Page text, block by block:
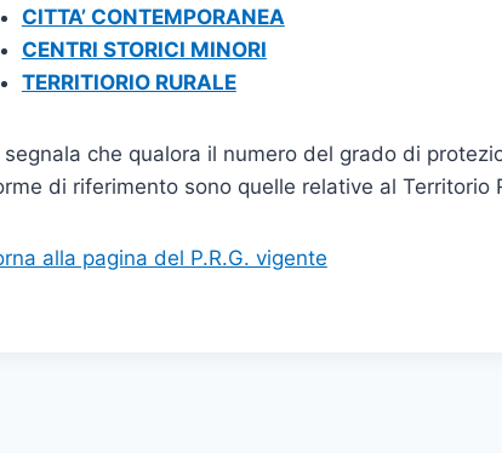
CITTA’ CONTEMPORANEA
CENTRI STORICI MINORI
TERRITIORIO RURALE
segnala che qualora il numero del grado di
di riferimento sono quelle relative al Territorio
alla pagina del P.R.G. vigente